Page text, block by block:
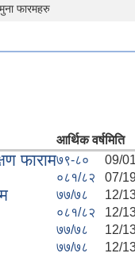
फारमहरु
आर्थिक वर्षमिति
फाराम७९-८० 09/
०८१/८२ 07/
७७/७८ 12/
०८१/८२ 12/
७७/७८ 12/
७७/७८ 12/